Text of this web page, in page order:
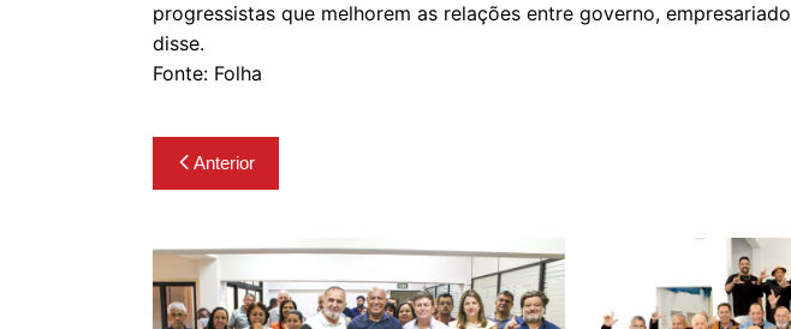
progressistas que melhorem as relações entre governo,
disse.
Fonte: Folha
Navegação
de
Post
Anterior